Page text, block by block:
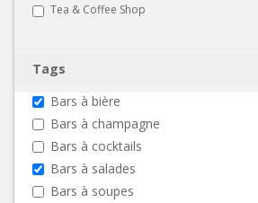
Tea & Coffee Shop
Tags
Bars à bière
Bars à champagne
Bars à cocktails
Bars à salades
Bars à soupes